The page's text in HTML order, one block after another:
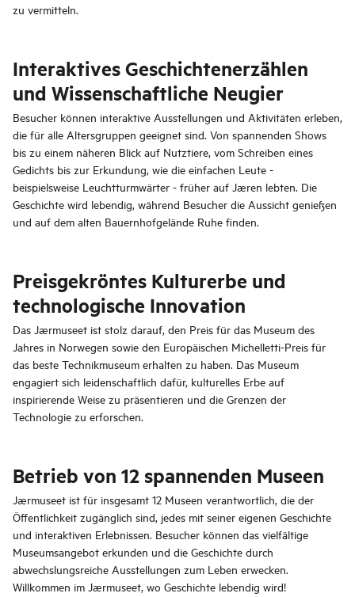
zu vermitteln.
Interaktives Geschichtenerzählen
und Wissenschaftliche Neugier
Besucher können interaktive Ausstellungen und Aktivitäten erleben,
die für alle Altersgruppen geeignet sind. Von spannenden Shows
bis zu einem näheren Blick auf Nutztiere, vom Schreiben eines
Gedichts bis zur Erkundung, wie die einfachen Leute -
beispielsweise Leuchtturmwärter - früher auf Jæren lebten. Die
Geschichte wird lebendig, während Besucher die Aussicht genießen
und auf dem alten Bauernhofgelände Ruhe finden.
Preisgekröntes Kulturerbe und
technologische Innovation
Das Jærmuseet ist stolz darauf, den Preis für das Museum des
Jahres in Norwegen sowie den Europäischen Michelletti-Preis für
das beste Technikmuseum erhalten zu haben. Das Museum
engagiert sich leidenschaftlich dafür, kulturelles Erbe auf
inspirierende Weise zu präsentieren und die Grenzen der
Technologie zu erforschen.
Betrieb von 12 spannenden Museen
Jærmuseet ist für insgesamt 12 Museen verantwortlich, die der
Öffentlichkeit zugänglich sind, jedes mit seiner eigenen Geschichte
und interaktiven Erlebnissen. Besucher können das vielfältige
Museumsangebot erkunden und die Geschichte durch
abwechslungsreiche Ausstellungen zum Leben erwecken.
Willkommen im Jærmuseet, wo Geschichte lebendig wird!